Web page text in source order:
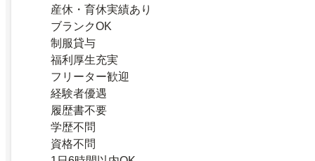
産休・育休実績あり
ブランクOK
制服貸与
福利厚生充実
フリーター歓迎
経験者優遇
履歴書不要
学歴不問
資格不問